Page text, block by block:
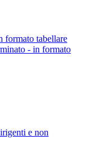
formato tabellare
- in formato
e non